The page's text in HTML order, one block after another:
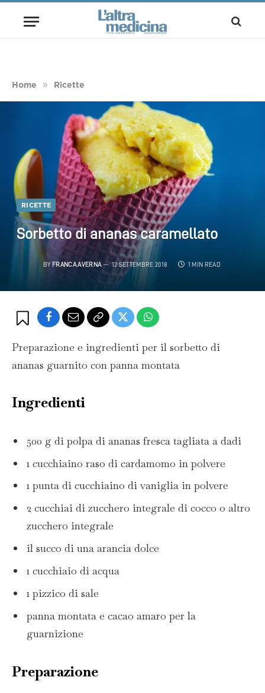
Home » Ricette
RICETTE
Sorbetto di ananas caramellato
BY FRANCA AVERNA 12 SETTEMBRE 2018 1 MIN READ
Preparazione e ingredienti per il sorbetto di
ananas guarnito con panna montata
Ingredienti
500 g di polpa di ananas fresca tagliata a dadi
1 cucchiaino raso di cardamomo in polvere
1 punta di cucchiaino di vaniglia in polvere
2 cucchiai di zucchero integrale di cocco o altro
zucchero integrale
il succo di una arancia dolce
1 cucchiaio di acqua
1 pizzico di sale
panna montata e cacao amaro per la
guarnizione
Preparazione